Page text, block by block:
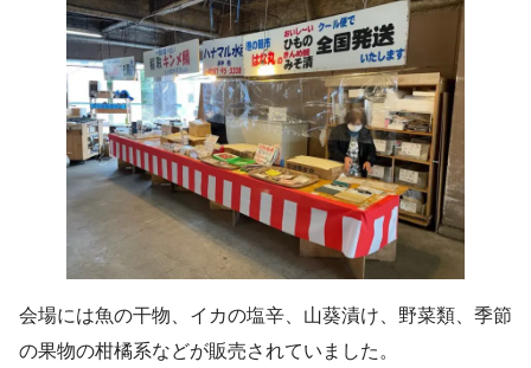
会場には魚の干物、イカの塩辛、山葵漬け、野菜類、季節
の果物の柑橘系などが販売されていました。